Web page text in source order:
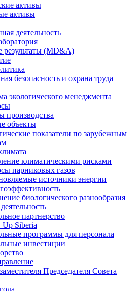
активы
активы
деятельность
(MD&A)
безопасность и охрана труда
экологического менеджмента
производства
объекты
показатели по зарубежным
климатическими рисками
парниковых газов
источники энергии
биологического разнообразия
партнерство
Siberia
программы для персонала
инвестиции
Председателя Совета